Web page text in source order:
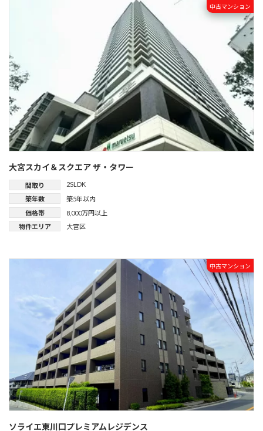
中古マンション
大宮スカイ＆スクエア ザ・タワー
間取り
2SLDK
築年数
築5年以内
価格帯
8,000万円以上
物件エリア
大宮区
中古マンション
ソライエ東川口プレミアムレジデンス